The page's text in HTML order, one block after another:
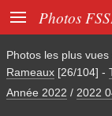
 Photos
Photos les plus
Rameaux [26/104] -
Année 2022 / 2022